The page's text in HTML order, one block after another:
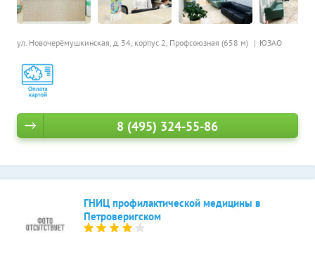
ул. Новочерёмушкинская, д. 34, корпус 2, Профсоюзная (658 м) ЮЗАО
8 (495) 324-55-86
ГНИЦ профилактической медицины в
Петроверигском